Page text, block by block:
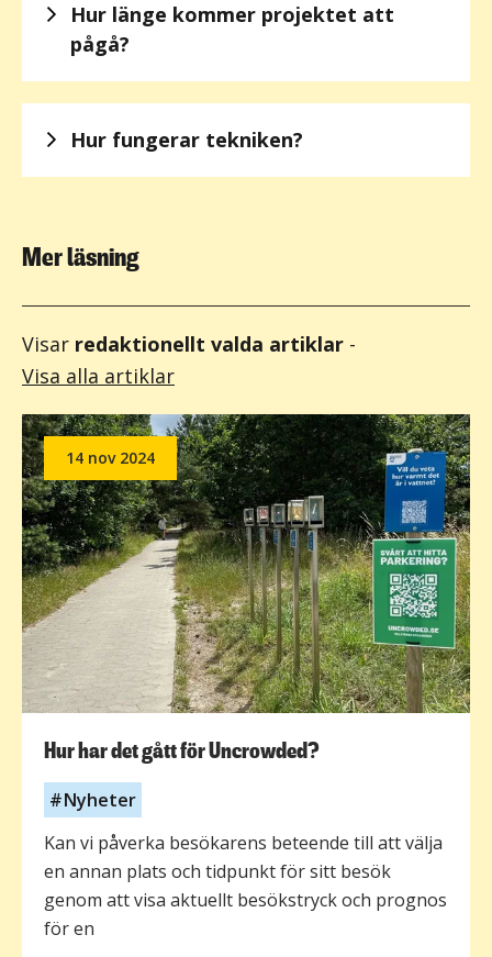
Hur länge kommer projektet att
pågå?
Hur fungerar tekniken?
Mer läsning
Visar redaktionellt valda artiklar -
Visa alla artiklar
14 nov 2024
Hur har det gått för Uncrowded?
Nyheter
Kan vi påverka besökarens beteende till att välja
en annan plats och tidpunkt för sitt besök
genom att visa aktuellt besökstryck och prognos
för en